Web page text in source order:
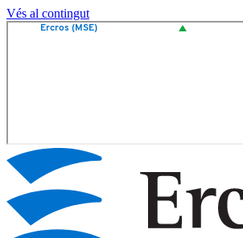
Vés al contingut